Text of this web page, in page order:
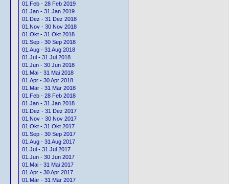
01.Feb - 28 Feb 2019
01.Jan - 31 Jan 2019
01.Dez - 31 Dez 2018
01.Nov - 30 Nov 2018
01.Okt - 31 Okt 2018
01.Sep - 30 Sep 2018
01.Aug - 31 Aug 2018
01.Jul - 31 Jul 2018
01.Jun - 30 Jun 2018
01.Mai - 31 Mai 2018
01.Apr - 30 Apr 2018
01.Mär - 31 Mär 2018
01.Feb - 28 Feb 2018
01.Jan - 31 Jan 2018
01.Dez - 31 Dez 2017
01.Nov - 30 Nov 2017
01.Okt - 31 Okt 2017
01.Sep - 30 Sep 2017
01.Aug - 31 Aug 2017
01.Jul - 31 Jul 2017
01.Jun - 30 Jun 2017
01.Mai - 31 Mai 2017
01.Apr - 30 Apr 2017
01.Mär - 31 Mär 2017